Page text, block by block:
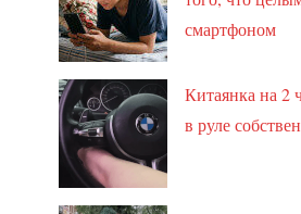
смартфоном
Китаянка на 2
в руле